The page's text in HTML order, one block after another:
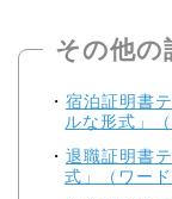
その他の
宿泊証明書
ルな形式」
退職証明書
式」（ワー